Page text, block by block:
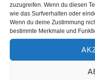
zuzugreifen. Wenn du diesen
wie das Surfverhalten oder
Wenn du deine Zustimmung
bestimmte Merkmale und
Klicke hier,
zu